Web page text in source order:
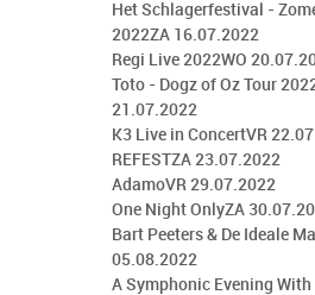
Het Schlagerfestival -
2022ZA 16.07.2022
Regi Live 2022WO
Toto - Dogz of Oz Tour
21.07.2022
K3 Live in ConcertVR
REFESTZA 23.07.2022
AdamoVR 29.07.2022
One Night OnlyZA
Bart Peeters & De Ideale
05.08.2022
A Symphonic Evening